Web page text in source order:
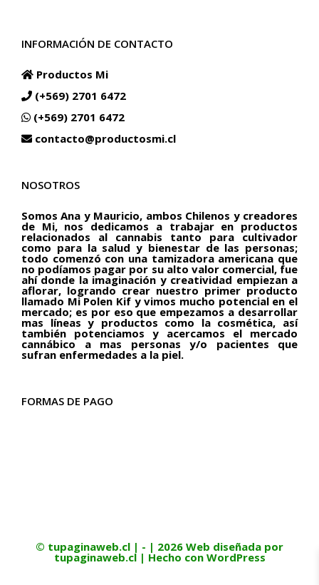
INFORMACIÓN DE CONTACTO
Productos Mi
(+569) 2701 6472
(+569) 2701 6472
contacto@productosmi.cl
NOSOTROS
Somos Ana y Mauricio, ambos Chilenos y creadores
de Mi, nos dedicamos a trabajar en productos
relacionados al cannabis tanto para cultivador
como para la salud y bienestar de las personas;
todo comenzó con una tamizadora americana que
no podíamos pagar por su alto valor comercial, fue
ahí donde la imaginación y creatividad empiezan a
aflorar, logrando crear nuestro primer producto
llamado Mi Polen Kif y vimos mucho potencial en el
mercado; es por eso que empezamos a desarrollar
mas líneas y productos como la cosmética, así
también potenciamos y acercamos el mercado
cannábico a mas personas y/o pacientes que
sufran enfermedades a la piel.
FORMAS DE PAGO
© tupaginaweb.cl | - | 2026 Web diseñada por
tupaginaweb.cl| Hecho con WordPress